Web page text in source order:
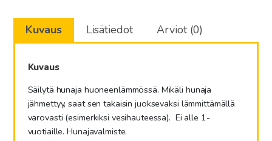
määrä
Kuvaus Lisätiedot Arviot (0)
Kuvaus
Säilytä hunaja huoneenlämmössä. Mikäli hunaja
jähmettyy, saat sen takaisin juoksevaksi lämmittämällä
varovasti (esimerkiksi vesihauteessa). Ei alle 1-
vuotiaille. Hunajavalmiste.